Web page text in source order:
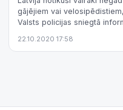
gājējiem vai
Valsts policijas sniegtā
22.10.2020 17:58